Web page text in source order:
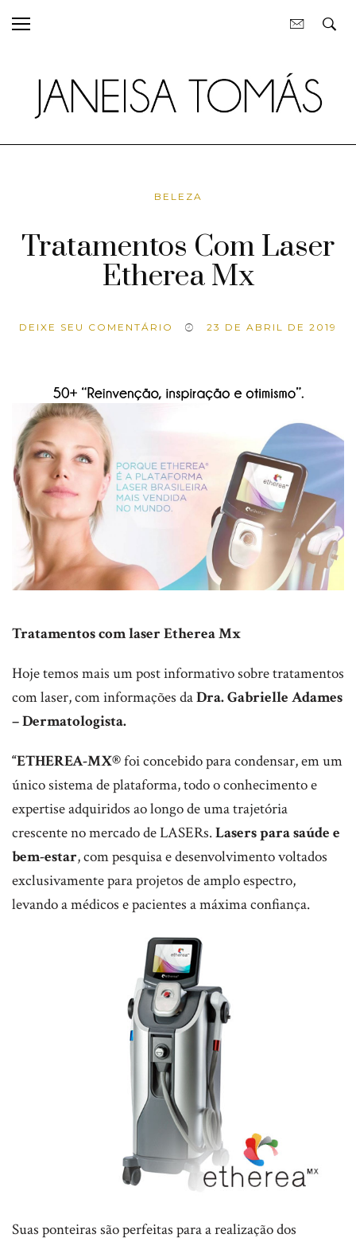
BELEZA
Tratamentos Com Laser
Etherea Mx
DEIXE SEU COMENTÁRIO 23 DE ABRIL DE 2019
Tratamentos com laser Etherea Mx
Hoje temos mais um post informativo sobre tratamentos
com laser, com informações daDra. Gabrielle Adames
– Dermatologista.
“ETHEREA-MX®foi concebido para condensar, em um
único sistema de plataforma, todo o conhecimento e
expertise adquiridos ao longo de uma trajetória
crescente no mercado de LASERs.Lasers para saúde e
bem-estar, com pesquisa e desenvolvimento voltados
exclusivamente para projetos de amplo espectro,
levando a médicos e pacientes a máxima confiança.
Suas ponteiras são perfeitas para a realização dos